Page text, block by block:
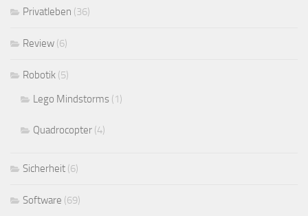
Privatleben (36)
Review (6)
Robotik (5)
Lego Mindstorms (1)
Quadrocopter (4)
Sicherheit (6)
Software (69)